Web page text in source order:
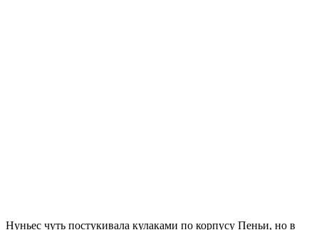
Нуньес чуть постукивала кулаками по корпусу Пеньи, но в